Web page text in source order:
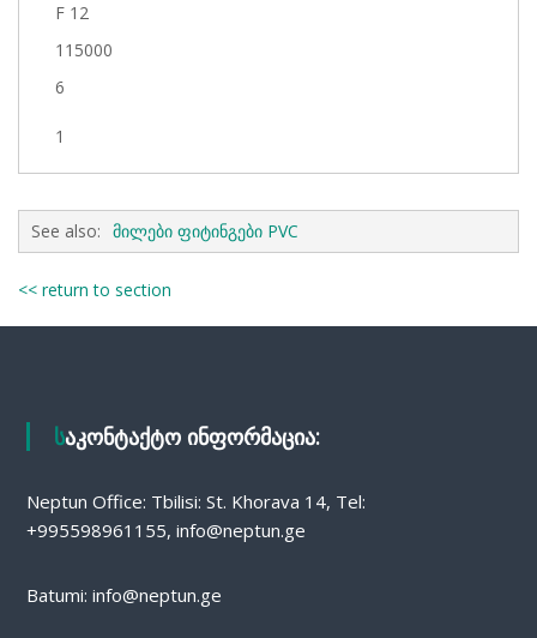
F 12
115000
6
1
See also: მილები ფიტინგები PVC
<< return to section
საკონტაქტო ინფორმაცია:
Neptun Office: Tbilisi: St. Khorava 14, Tel:
+995598961155, info@neptun.ge
Batumi: info@neptun.ge